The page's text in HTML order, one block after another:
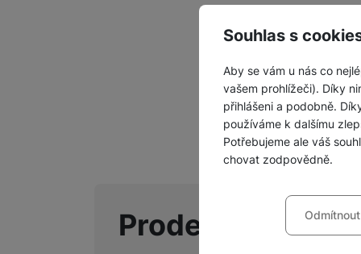
Souhlas s
Aby se vám u nás co
vašem prohlížeči). Díky
přihlášeni a podobně.
používáme k dalšímu
Potřebujeme ale váš
chovat zodpovědně.
Nastavení
bez těchto
VŽDY AKTIVNÍ
Prodejny